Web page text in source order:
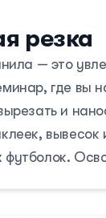
резка
— это
где вы
и
вывесок
футболок.